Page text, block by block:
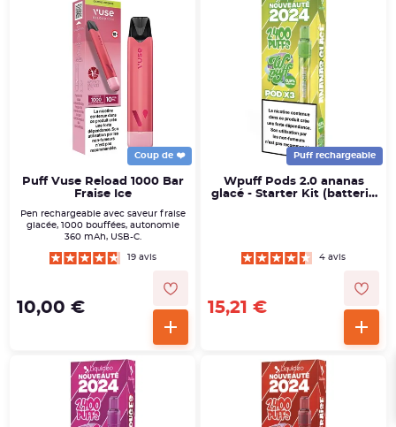
Coup de ❤️
Puff Vuse Reload 1000 Bar
Fraise Ice
Pen rechargeable avec saveur fraise
glacée, 1000 bouffées, autonomie
360 mAh, USB-C.
19 avis
10,00 €
Puff rechargeable
Wpuff Pods 2.0 ananas
glacé - Starter Kit (batterie
4 avis
15,21 €